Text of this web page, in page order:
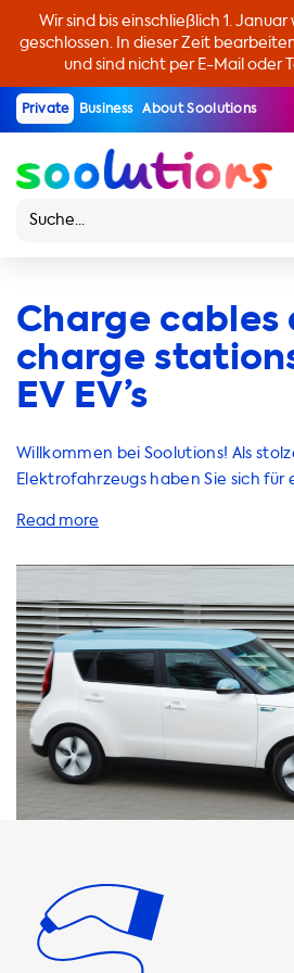
Wir sind bis einschließlich 1.
geschlossen. In dieser Zeit
und sind nicht per E-Mail oder
Private Business About Soolutions
Charge cables
charge
EV EV’s
Willkommen bei Soolutions! Als
Elektrofahrzeugs haben Sie sich für
entschieden. Wir bieten eine breite
Ladestationen bieten eine
kW bis 22 kW, je nachdem, ob Sie
dreiphasige Stromversorgung
Sie, dass Ihr Fahrzeug nie schneller
maximale Ladeleistung der AC-
sicherzustellen, dass Sie Ihr
möglich aufladen können,
Ladestation oder ein Kabel zu
Ladeleistung Ihres Autos
einer Ladeleistung von 3,7 kW wählen.
Ladestationen und Kabel sind
können bequem zu Hause oder am